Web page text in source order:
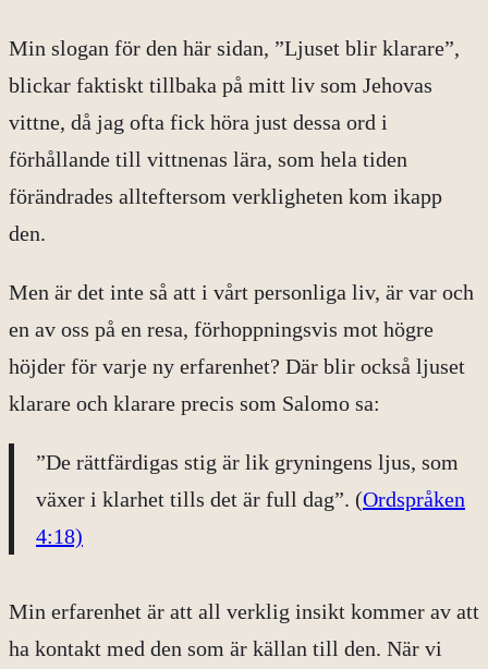
Min slogan för den här sidan, ”Ljuset blir klarare”,
blickar faktiskt tillbaka på mitt liv som Jehovas
vittne, då jag ofta fick höra just dessa ord i
förhållande till vittnenas lära, som hela tiden
förändrades allteftersom verkligheten kom ikapp
den.
Men är det inte så att i vårt personliga liv, är var och
en av oss på en resa, förhoppningsvis mot högre
höjder för varje ny erfarenhet? Där blir också ljuset
klarare och klarare precis som Salomo sa:
”De rättfärdigas stig är lik gryningens ljus, som
växer i klarhet tills det är full dag”. (Ordspråken
4:18)
Min erfarenhet är att all verklig insikt kommer av att
ha kontakt med den som är källan till den. När vi